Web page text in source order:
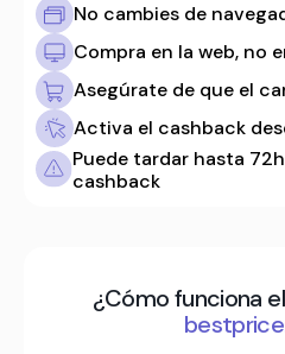
No cambies de
Compra en la web, no
Asegúrate de que el
Activa el cashback
Puede tardar hasta
cashback
¿Cómo funciona